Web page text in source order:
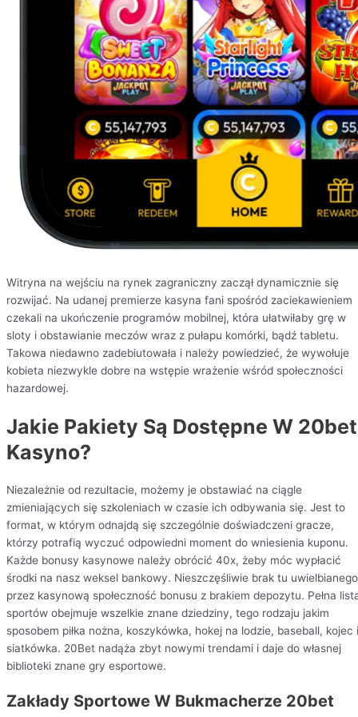
Witryna na wejściu na rynek zagraniczny zaczął dynamicznie się
rozwijać. Na udanej premierze kasyna fani spośród zaciekawieniem
czekali na ukończenie programów mobilnej, która ułatwiłaby grę w
sloty i obstawianie meczów wraz z pułapu komórki, bądź tabletu.
Takowa niedawno zadebiutowała i należy powiedzieć, że wywołuje
kobieta niezwykle dobre na wstępie wrażenie wśród społeczności
hazardowej.
Jakie Pakiety Są Dostępne W 20bet
Kasyno?
Niezależnie od rezultacie, możemy je obstawiać na ciągle
zmieniających się szkoleniach w czasie ich odbywania się. Jest to
format, w którym odnajdą się szczególnie doświadczeni gracze,
którzy potrafią wyczuć odpowiedni moment do wniesienia kuponu.
Każde bonusy kasynowe należy obrócić 40x, żeby móc wypłacić
środki na nasz weksel bankowy. Nieszczęśliwie brak tu uwielbianego
przez kasynową społeczność bonusu z brakiem depozytu. Pełna
sportów obejmuje wszelkie znane dziedziny, tego rodzaju jakim
sposobem piłka nożna, koszykówka, hokej na lodzie, baseball, kojec i
siatkówka. 20Bet nadąża zbyt nowymi trendami i daje do własnej
biblioteki znane gry esportowe.
Zakłady Sportowe W Bukmacherze 20bet